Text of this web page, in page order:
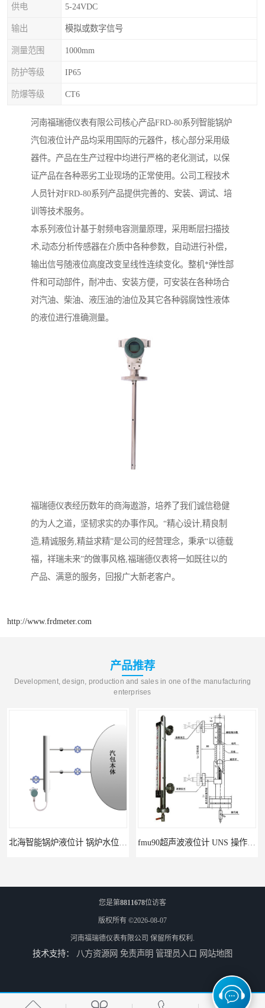
供电 5-24VDC
输出 模拟或数字信号
测量范围 1000mm
防护等级 IP65
防爆等级 CT6
河南福瑞德仪表有限公司核心产品FRD-80系列智能锅炉
汽包液位计产品均采用国际的元器件，核心部分采用级
器件。产品在生产过程中均进行严格的老化测试，以保
证产品在各种恶劣工业现场的正常使用。公司工程技术
人员针对FRD-80系列产品提供完善的、安装、调试、培
训等技术服务。
本系列液位计基于射频电容测量原理，采用断层扫描技
术,动态分析传感器在介质中各种参数，自动进行补偿，
输出信号随液位高度改变呈线性连续变化。整机*弹性部
件和可动部件，耐冲击、安装方便，可安装在各种场合
对汽油、柴油、液压油的油位及其它各种弱腐蚀性液体
的液位进行准确测量。
福瑞德仪表经历数年的商海遨游，培养了我们诚信稳健
的为人之道，坚韧求实的办事作风。“精心设计,精良制
造,精诚服务,精益求精”是公司的经营理念，秉承“以德载
福，祥瑞未来”的做事风格,福瑞德仪表将一如既往以的
产品、满意的服务，回报广大新老客户。
http://www.frdmeter.com
产品推荐
Development, design, production and sales in one of the manufacturing
enterprises
FMP43 润滑油雷达液位计 能够提供定制服务 云南高加智能锅炉汽包液位计 窑头窑尾液位计
您是第8811678位访客
版权所有 ©2026-08-07
河南福瑞德仪表有限公司 保留所有权利.
技术支持： 八方资源网 免责声明 管理员入口 网站地图